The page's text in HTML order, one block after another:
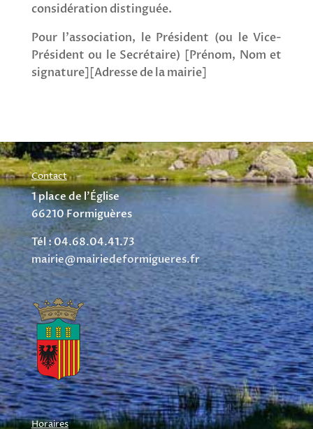
considération distinguée.
Pour l’association, le Président (ou le Vice-
Président ou le Secrétaire) [Prénom, Nom et
signature][Adresse de la mairie]
Contact
1 place de l’Église
66210 Formiguères
Tél : 04.68.04.41.73
mairie@mairiedeformigueres.fr
Horaires